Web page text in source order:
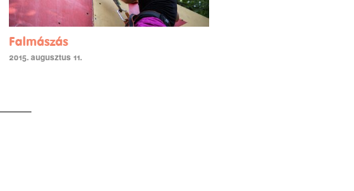
Falmászás
2015. augusztus 11.